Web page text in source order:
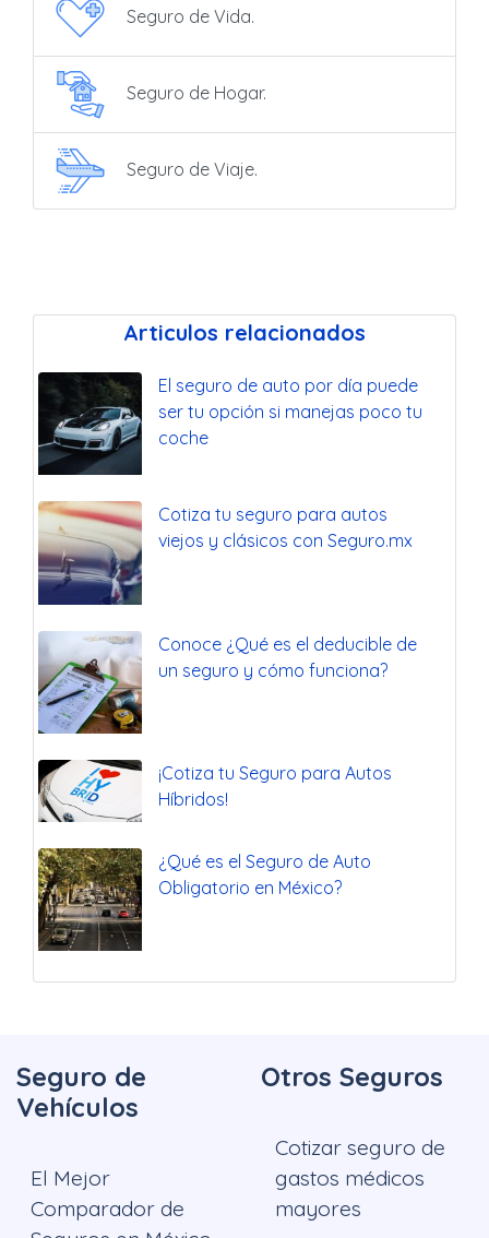
Seguro de Vida.
Seguro de Hogar.
Seguro de Viaje.
Articulos relacionados
El seguro de auto por día puede
ser tu opción si manejas poco tu
coche
Cotiza tu seguro para autos
viejos y clásicos con Seguro.mx
Conoce ¿Qué es el deducible de
un seguro y cómo funciona?
¡Cotiza tu Seguro para Autos
Híbridos!
¿Qué es el Seguro de Auto
Obligatorio en México?
Seguro de
Vehículos
El Mejor
Comparador de
Otros Seguros
Cotizar seguro de
gastos médicos
mayores